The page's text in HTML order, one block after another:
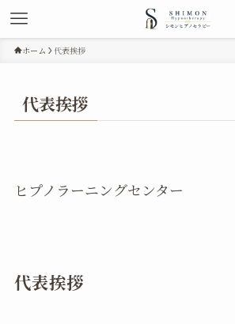
ホーム 代表挨拶
代表挨拶
ヒプノラーニングセンター
代表挨拶